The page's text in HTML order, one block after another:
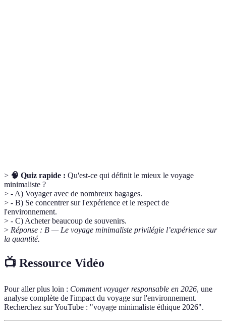
> 🧠 Quiz rapide : Qu'est-ce qui définit le mieux le voyage
minimaliste ?
> - A) Voyager avec de nombreux bagages.
> - B) Se concentrer sur l'expérience et le respect de
l'environnement.
> - C) Acheter beaucoup de souvenirs.
> Réponse : B — Le voyage minimaliste privilégie l’expérience sur
la quantité.
📺 Ressource Vidéo
Pour aller plus loin : Comment voyager responsable en 2026, une
analyse complète de l'impact du voyage sur l'environnement.
Recherchez sur YouTube : "voyage minimaliste éthique 2026".